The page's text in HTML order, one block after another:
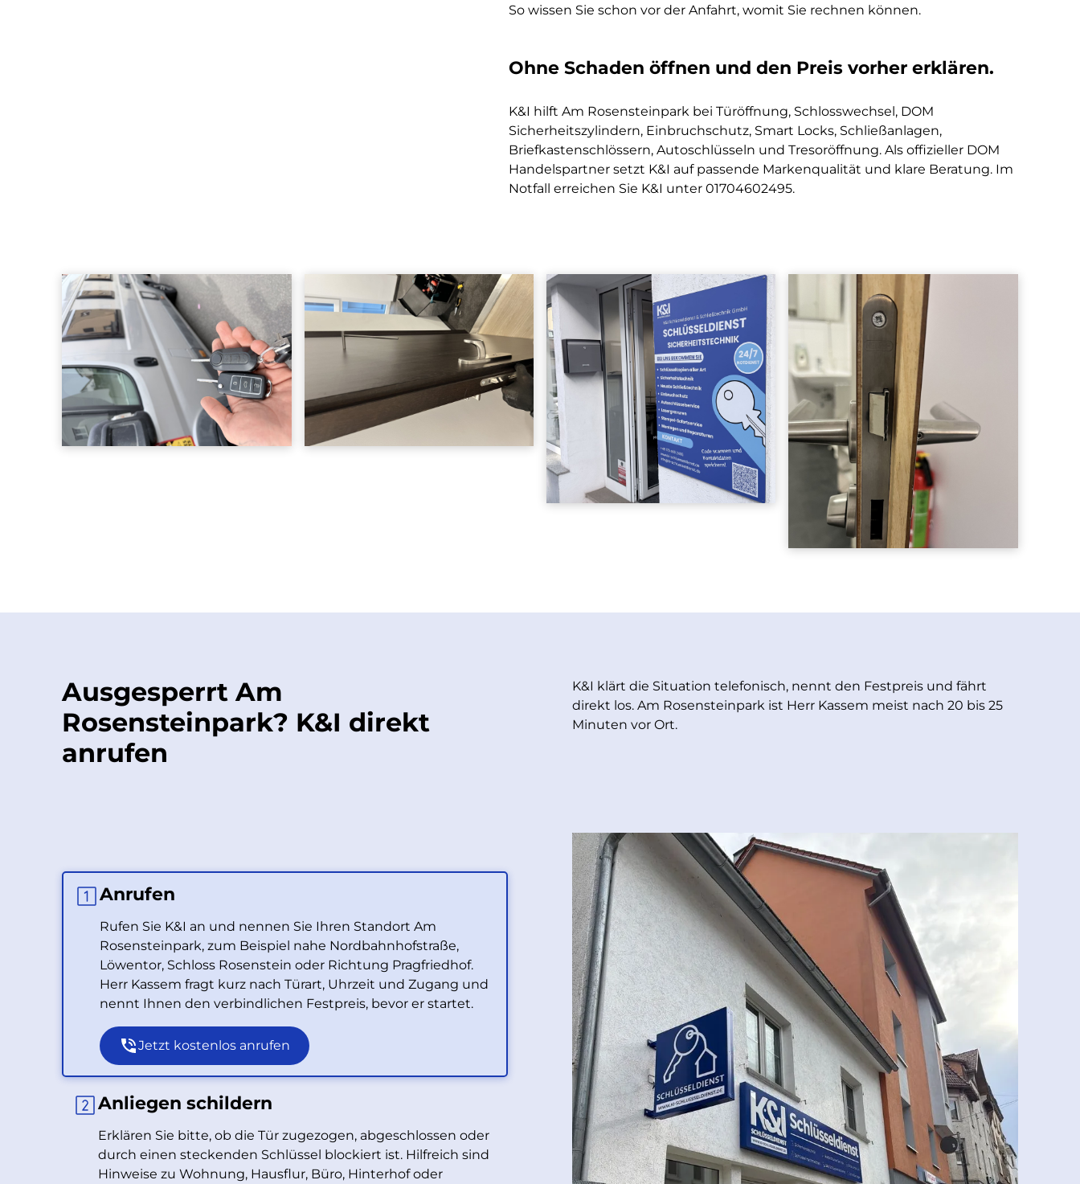
So wissen Sie schon vor der Anfahrt, womit Sie rechnen können.
Ohne Schaden öffnen und den Preis vorher erklären.
K&I hilft Am Rosensteinpark bei Türöffnung, Schlosswechsel, DOM
Sicherheitszylindern, Einbruchschutz, Smart Locks, Schließanlagen,
Briefkastenschlössern, Autoschlüsseln und Tresoröffnung. Als offizieller DOM
Handelspartner setzt K&I auf passende Markenqualität und klare Beratung. Im
Notfall erreichen Sie K&I unter 01704602495.
Ausgesperrt Am
Rosensteinpark? K&I direkt
anrufen
K&I klärt die Situation telefonisch, nennt den Festpreis und fährt
direkt los. Am Rosensteinpark ist Herr Kassem meist nach 20 bis 25
Minuten vor Ort.
Anrufen
Rufen Sie K&I an und nennen Sie Ihren Standort Am
Rosensteinpark, zum Beispiel nahe Nordbahnhofstraße,
Löwentor, Schloss Rosenstein oder Richtung Pragfriedhof.
Herr Kassem fragt kurz nach Türart, Uhrzeit und Zugang und
nennt Ihnen den verbindlichen Festpreis, bevor er startet.
Jetzt kostenlos anrufen
Anliegen schildern
Erklären Sie bitte, ob die Tür zugezogen, abgeschlossen oder
durch einen steckenden Schlüssel blockiert ist. Hilfreich sind
Hinweise zu Wohnung, Hausflur, Büro, Hinterhof oder